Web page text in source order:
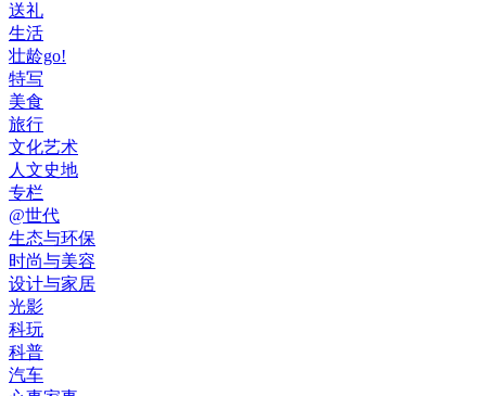
送礼
生活
壮龄go!
特写
美食
旅行
文化艺术
人文史地
专栏
@世代
生态与环保
时尚与美容
设计与家居
光影
科玩
科普
汽车